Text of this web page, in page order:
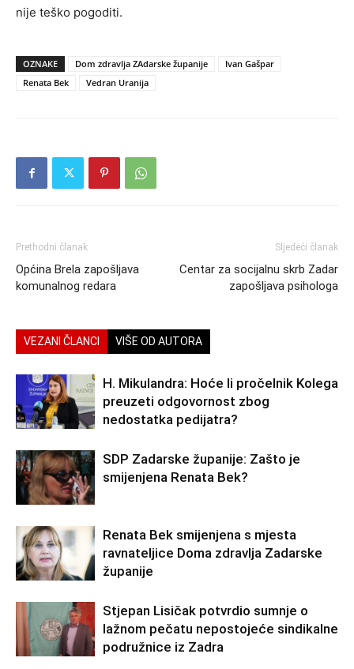
nije teško pogoditi.
OZNAKE Dom zdravlja ZAdarske županije
Ivan Gašpar
Renata Bek
Vedran Uranija
Prethodni članak
Općina Brela zapošljava
komunalnog redara
Sljedeći članak
Centar za socijalnu skrb Zadar
zapošljava psihologa
VEZANI ČLANCI VIŠE OD AUTORA
H. Mikulandra: Hoće li pročelnik Kolega
preuzeti odgovornost zbog
nedostatka pedijatra?
SDP Zadarske županije: Zašto je
smijenjena Renata Bek?
Renata Bek smijenjena s mjesta
ravnateljice Doma zdravlja Zadarske
županije
Stjepan Lisičak potvrdio sumnje o
lažnom pečatu nepostojeće sindikalne
podružnice iz Zadra